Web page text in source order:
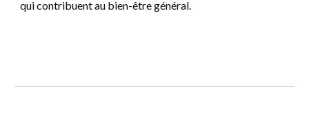
qui contribuent au bien-être général.